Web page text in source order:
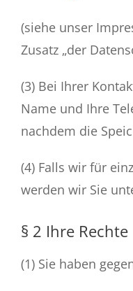
(siehe unser
Zusatz „der
(3) Bei Ihrer
Name und Ihre
nachdem die
(4) Falls wir für
werden wir Sie
§ 2 Ihre Rechte
(1) Sie haben